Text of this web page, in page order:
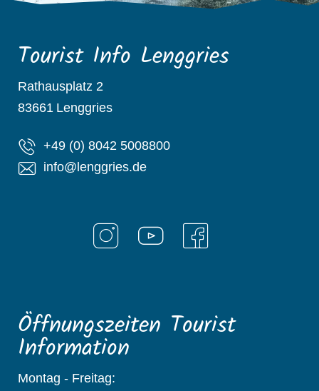
Tourist Info Lenggries
Rathausplatz 2
83661 Lenggries
+49 (0) 8042 5008800
info@lenggries.de
Öffnungszeiten Tourist
Information
Montag - Freitag: